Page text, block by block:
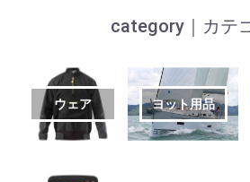
category｜カテ
ウェア ヨット用品